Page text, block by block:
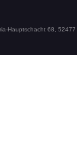
Hauptschacht 68,